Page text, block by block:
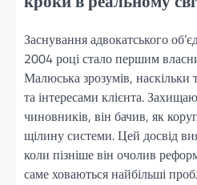
Заснування адвокатського
2004 році стало першим
Малюська зрозумів, наскільки
та інтересами клієнта.
чиновників, він бачив, як
щілину системи. Цей досвід
коли пізніше він очолив
саме ховаються найбільші